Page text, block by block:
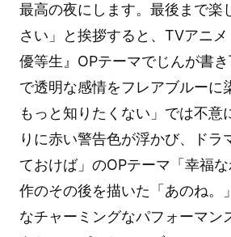
最高の夜にします。最後まで楽
さい」と挨拶すると、TVアニ
優等生』OPテーマでじんが書き
で透明な感情をフレアブルーに
もっと知りたくない」では不意
りに赤い警告色が浮かび、ドラ
ておけば」のOPテーマ「幸福
作のその後を描いた「あのね。
なチャーミングなパフォーマン